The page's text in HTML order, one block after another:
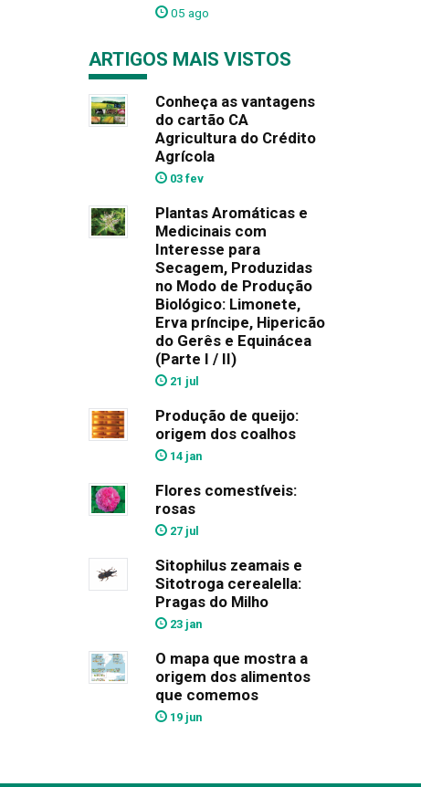
05 ago
ARTIGOS MAIS VISTOS
Conheça as vantagens
do cartão CA
Agricultura do Crédito
Agrícola
03 fev
Plantas Aromáticas e
Medicinais com
Interesse para
Secagem, Produzidas
no Modo de Produção
Biológico: Limonete,
Erva príncipe, Hipericão
do Gerês e Equinácea
(Parte I / II)
21 jul
Produção de queijo:
origem dos coalhos
14 jan
Flores comestíveis:
rosas
27 jul
Sitophilus zeamais e
Sitotroga cerealella:
Pragas do Milho
23 jan
O mapa que mostra a
origem dos alimentos
que comemos
19 jun